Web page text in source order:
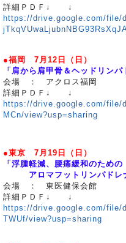
詳細ＰＤＦ↓ ↓
https://drive.google.com/file/
●福岡 7月12日（日）
「肩から肩甲骨＆ヘッドリンパ
会場 ： アクロス福岡
詳細ＰＤＦ↓ ↓
https://drive.google.com/file/
MCn/view?usp=sharing
●東京 7月19日（日）
「浮腫軽減、腰痛緩和のための
アロマフットリンパドレナ
会場 ： 東医健保会館
詳細ＰＤＦ↓ ↓
https://drive.google.com/file/
TWUf/view?usp=sharing